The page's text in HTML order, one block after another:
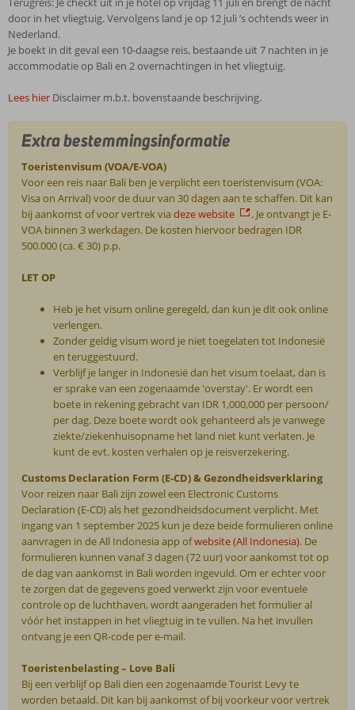
door in het vliegtuig. Vervolgens land je op 12 juli ’s ochtends weer in
Nederland.
Je boekt in dit geval een 10-daagse reis, bestaande uit 7 nachten in je
accommodatie op Bali en 2 overnachtingen in het vliegtuig.
Lees hier Disclaimer m.b.t. bovenstaande beschrijving.
Extra bestemmingsinformatie
Toeristenvisum (VOA/E-VOA)
Voor een reis naar Bali ben je verplicht een toeristenvisum (VOA:
Visa on Arrival) voor de duur van 30 dagen aan te schaffen. Dit kan
bij aankomst of voor vertrek viadeze website
. Je ontvangt je E-
VOA binnen 3 werkdagen. De kosten hiervoor bedragen IDR
500.000 (ca. € 30) p.p.
LET OP
Heb je het visum online geregeld, dan kun je dit ook online
verlengen.
Zonder geldig visum word je niet toegelaten tot Indonesië
en teruggestuurd.
Verblijf je langer in Indonesië dan het visum toelaat, dan is
er sprake van een zogenaamde 'overstay'. Er wordt een
boete in rekening gebracht van IDR 1,000,000 per persoon/
per dag. Deze boete wordt ook gehanteerd als je vanwege
ziekte/ziekenhuisopname het land niet kunt verlaten. Je
kunt de evt. kosten verhalen op je reisverzekering.
Customs Declaration Form (E-CD) & Gezondheidsverklaring
Voor reizen naar Bali zijn zowel een Electronic Customs
Declaration (E-CD) als het gezondheidsdocument verplicht. Met
ingang van 1 september 2025 kun je deze beide formulieren online
aanvragen in de All Indonesia app ofwebsite (All Indonesia). De
formulieren kunnen vanaf 3 dagen (72 uur) voor aankomst tot op
de dag van aankomst in Bali worden ingevuld. Om er echter voor
te zorgen dat de gegevens goed verwerkt zijn voor eventuele
controle op de luchthaven, wordt aangeraden het formulier al
vóór het instappen in het vliegtuig in te vullen. Na het invullen
ontvang je een QR-code per e-mail.
Toeristenbelasting – Love Bali
Bij een verblijf op Bali dien een zogenaamde Tourist Levy te
worden betaald. Dit kan bij aankomst of bij voorkeur voor vertrek